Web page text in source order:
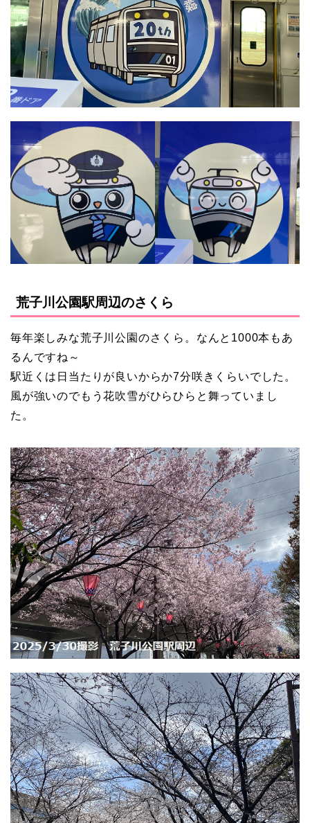
荒子川公園駅周辺のさくら
毎年楽しみな荒子川公園のさくら。なんと1000本もあ
るんですね～
駅近くは日当たりが良いからか7分咲きくらいでした。
風が強いのでもう花吹雪がひらひらと舞っていまし
た。